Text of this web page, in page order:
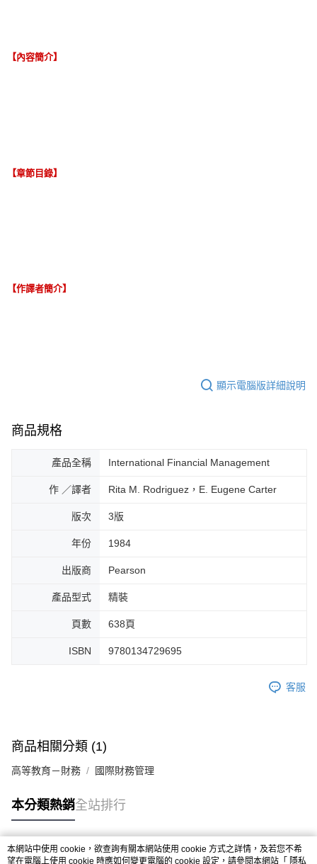
【內容簡介】
【章節目錄】
【作譯者簡介】
顯示電腦版詳細說明
商品規格
產品全稱 International Financial Management
作 ／譯者 Rita M. Rodriguez，E. Eugene Carter
版次 3版
年份 1984
出版商 Pearson
產品型式 精裝
頁數 638頁
ISBN 9780134729695
客服
商品相關分類 (1)
高等教育－財務 國際財務管理
本分類熱銷全站排行
熱門標籤
本網站中使用 cookie，欲查詢有關本網站使用 cookie 方式之詳情，及若您不希
望在電腦上使用 cookie 時應如何變更電腦的 cookie 設定，請參閱本網站「 隱私